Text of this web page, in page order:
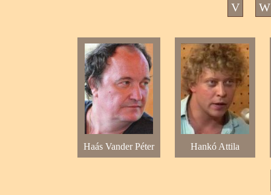
V W
Haás Vander Péter Hankó Attila